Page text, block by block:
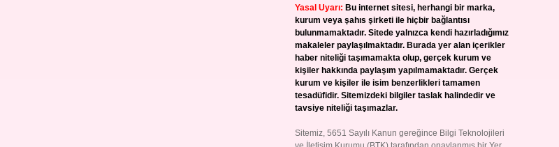
Yasal Uyarı: Bu internet sitesi, herhangi bir marka,
kurum veya şahıs şirketi ile hiçbir bağlantısı
bulunmamaktadır. Sitede yalnızca kendi hazırladığımız
makaleler paylaşılmaktadır. Burada yer alan içerikler
haber niteliği taşımamakta olup, gerçek kurum ve
kişiler hakkında paylaşım yapılmamaktadır. Gerçek
kurum ve kişiler ile isim benzerlikleri tamamen
tesadüfidir. Sitemizdeki bilgiler taslak halindedir ve
tavsiye niteliği taşımazlar.
Sitemiz, 5651 Sayılı Kanun gereğince Bilgi Teknolojileri